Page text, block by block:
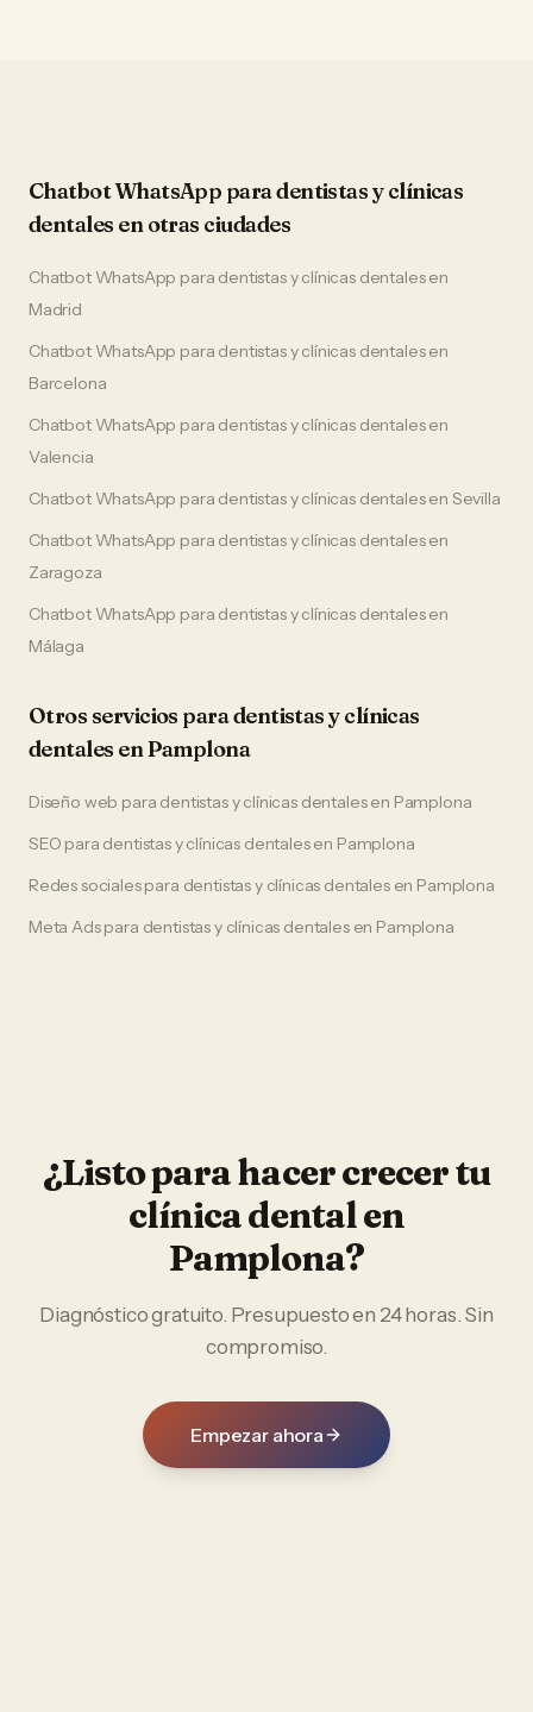
Chatbot WhatsApp paradentistas y clínicas
dentales en otras ciudades
Chatbot WhatsApp para dentistas y clínicas dentalesen
Madrid
Chatbot WhatsApp para dentistas y clínicas dentalesen
Barcelona
Chatbot WhatsApp para dentistas y clínicas dentalesen
Valencia
Chatbot WhatsApp para dentistas y clínicas dentalesen Sevilla
Chatbot WhatsApp para dentistas y clínicas dentalesen
Zaragoza
Chatbot WhatsApp para dentistas y clínicas dentalesen
Málaga
Otros servicios paradentistas y clínicas
dentales enPamplona
Diseño web para dentistas y clínicas dentalesen Pamplona
SEO para dentistas y clínicas dentalesen Pamplona
Redes socialespara dentistas y clínicas dentalesen Pamplona
Meta Adspara dentistas y clínicas dentalesen Pamplona
¿Listo para hacer crecer tu
clínica dentalen
Pamplona?
Diagnóstico gratuito. Presupuesto en 24 horas. Sin
compromiso.
Empezar ahora